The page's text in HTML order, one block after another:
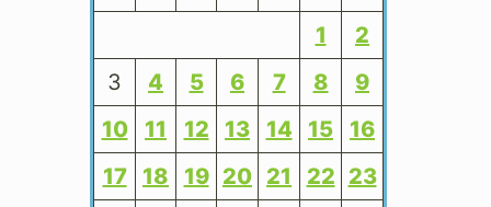
1
2
3
4 5 6 7 8
9
10
11 12 13 14 15
16
17
18 19 20 21 22 23